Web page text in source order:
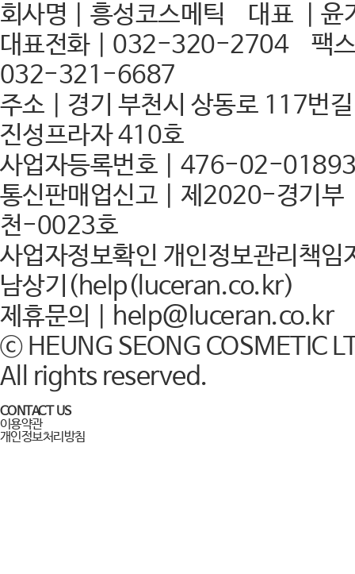
회사명｜흥성코스메틱 대표 ｜윤
대표전화｜032-320-2704 팩
032-321-6687
주소｜경기 부천시 상동로 117번
진성프라자 410호
사업자등록번호｜476-02-
통신판매업신고｜제2020-경기부
천-0023호
사업자정보확인 개인정보관리책임
남상기(help(luceran.co.kr)
제휴문의｜help@luceran.co.kr
ⓒ HEUNG SEONG COSMETIC
All rights reserved.
CONTACT US
이용약관
개인정보처리방침